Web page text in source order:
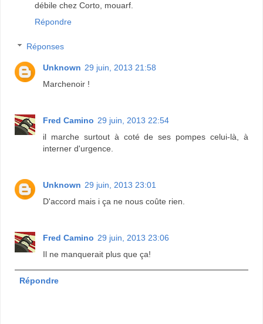
débile chez Corto, mouarf.
Répondre
Réponses
Unknown 29 juin, 2013 21:58
Marchenoir !
Fred Camino 29 juin, 2013 22:54
il marche surtout à coté de ses pompes celui-là, à
interner d'urgence.
Unknown 29 juin, 2013 23:01
D'accord mais i ça ne nous coûte rien.
Fred Camino 29 juin, 2013 23:06
Il ne manquerait plus que ça!
Répondre